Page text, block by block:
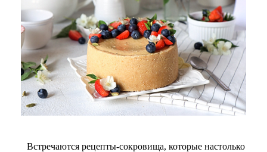
Встречаются рецепты-сокровища, которые настолько